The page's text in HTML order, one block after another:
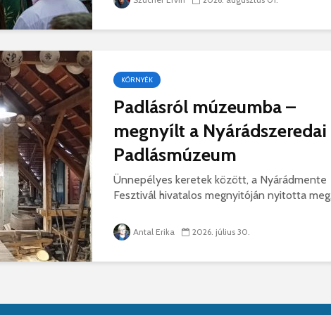
KÖRNYÉK
Padlásról múzeumba –
megnyílt a Nyárádszeredai
Padlásmúzeum
Ünnepélyes keretek között, a Nyárádmente
Fesztivál hivatalos megnyitóján nyitotta
Antal Erika 2026. július 30.